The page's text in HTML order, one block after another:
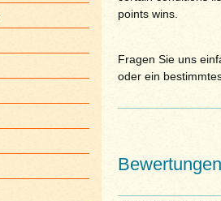
points wins.
Fragen Sie uns
oder ein
Bewertungen